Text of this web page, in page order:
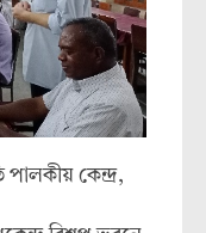
পালকীয় কেন্দ্র,